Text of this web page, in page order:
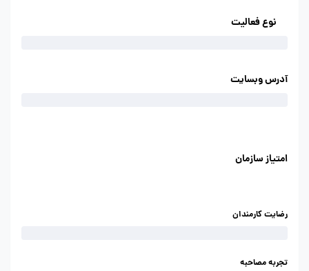
نوع فعالیت
آدرس وبسایت
امتیاز سازمان
رضایت کارمندان
تجربه مصاحبه